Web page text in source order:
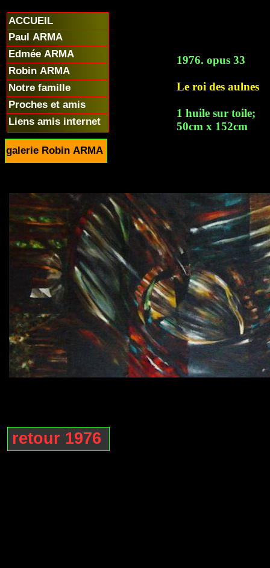
retour 1976
1976. opus 33
Le roi des aulnes
1 huile sur toile;
50cm x 152cm
ACCUEIL
Paul ARMA
Edmée ARMA
Robin ARMA
Notre famille
Proches et amis
Liens amis internet
galerie Robin ARMA